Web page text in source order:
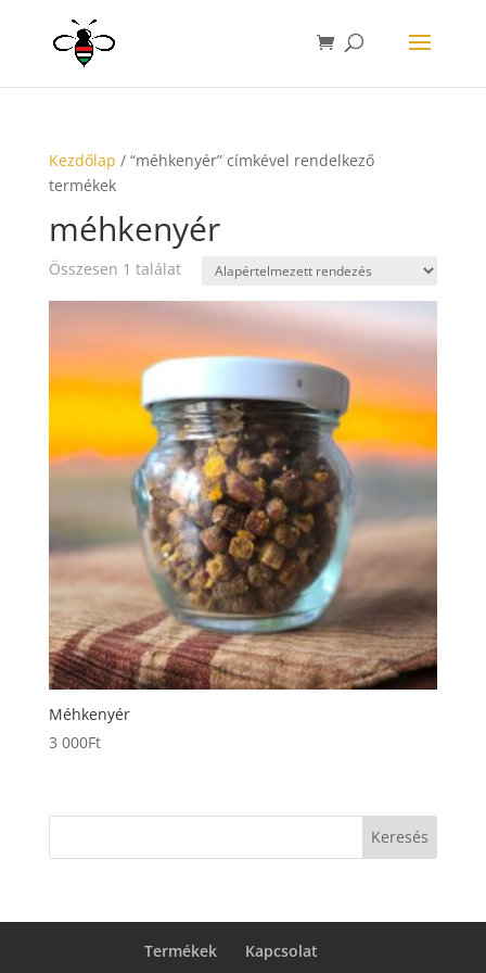
Kezdőlap / “méhkenyér” címkével rendelkező
termékek
méhkenyér
Összesen 1 találat
Méhkenyér
3 000Ft
Keresés
Termékek Kapcsolat